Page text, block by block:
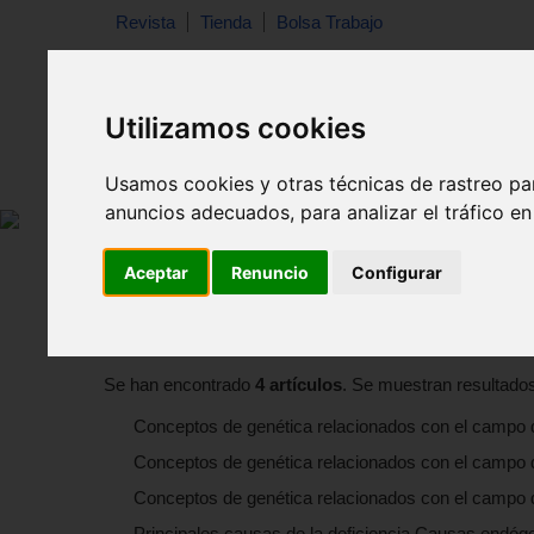
Utilizamos cookies
Usamos cookies y otras técnicas de rastreo
anuncios adecuados, para analizar el tráfico
Aceptar Renuncio Configurar
Revista Tienda Bolsa Trabajo
Resultado de la busqueda de la
Se han encontrado 4 artículos. Se muestran
Conceptos de genética relacionados con el
Conceptos de genética relacionados con el
Conceptos de genética relacionados con el